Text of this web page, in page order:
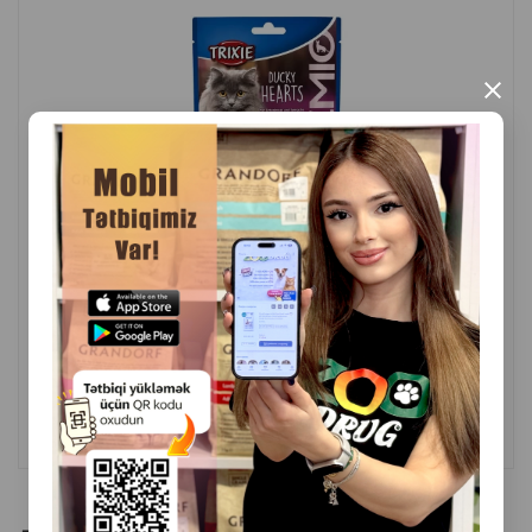
×
своим аппетитным вкусом.
Страна производитель: Китай.
( Отзывы)
Масса Цена
Купить
1 шт
5.60
КУПИТЬ